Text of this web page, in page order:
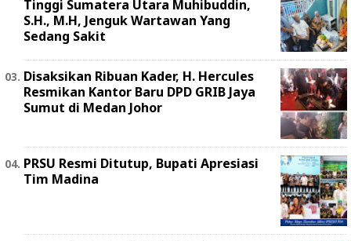
Tinggi Sumatera Utara Muhibuddin,
S.H., M.H, Jenguk Wartawan Yang
Sedang Sakit
Disaksikan Ribuan Kader, H. Hercules
Resmikan Kantor Baru DPD GRIB Jaya
Sumut di Medan Johor
PRSU Resmi Ditutup, Bupati Apresiasi
Tim Madina